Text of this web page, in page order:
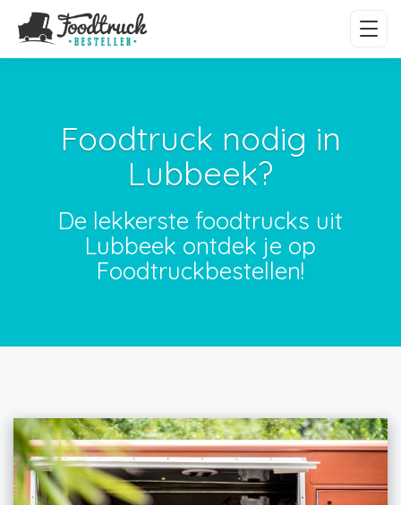
Foodtruck nodig in
Lubbeek?
De lekkerste foodtrucks uit
Lubbeek ontdek je op
Foodtruckbestellen!